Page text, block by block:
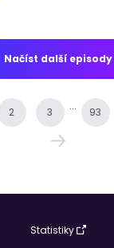
Načíst další episody
2 3 ... 93
Statistiky